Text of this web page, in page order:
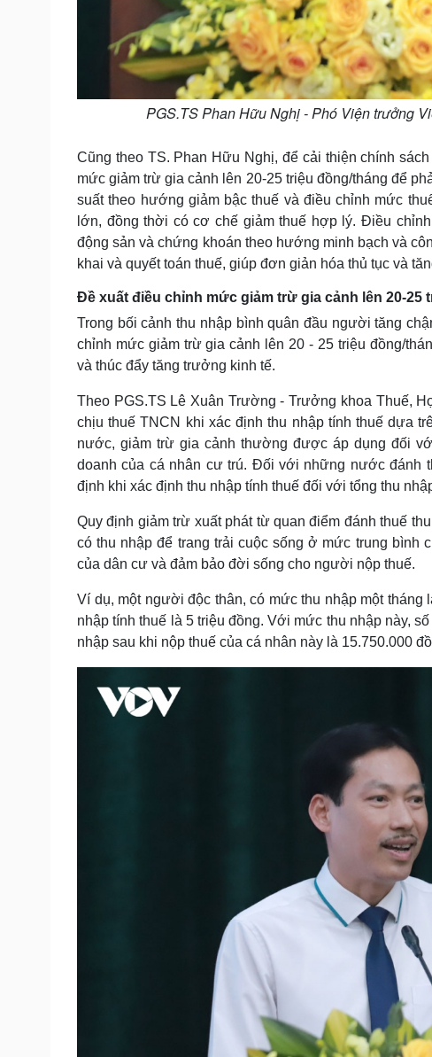
PGS.TS Phan Hữu Nghị - Phó Viện trưởng
Cũng theo TS. Phan Hữu Nghị, để cải thiện chính
mức giảm trừ gia cảnh lên 20-25 triệu đồng/tháng để
suất theo hướng giảm bậc thuế và điều chỉnh mức
lớn, đồng thời có cơ chế giảm thuế hợp lý. Điều
động sản và chứng khoán theo hướng minh bạch và
khai và quyết toán thuế, giúp đơn giản hóa thủ tục và
Đề xuất điều chỉnh mức giảm trừ gia cảnh lên 20-25
Trong bối cảnh thu nhập bình quân đầu người tăng
chỉnh mức giảm trừ gia cảnh lên 20 - 25 triệu đồng/
và thúc đẩy tăng trưởng kinh tế.
Theo PGS.TS Lê Xuân Trường - Trưởng khoa Thuế,
chịu thuế TNCN khi xác định thu nhập tính thuế dựa
nước, giảm trừ gia cảnh thường được áp dụng đối
doanh của cá nhân cư trú. Đối với những nước đánh
định khi xác định thu nhập tính thuế đối với tổng thu
Quy định giảm trừ xuất phát từ quan điểm đánh thuế
có thu nhập để trang trải cuộc sống ở mức trung bình
của dân cư và đảm bảo đời sống cho người nộp thuế.
Ví dụ, một người độc thân, có mức thu nhập một
nhập tính thuế là 5 triệu đồng. Với mức thu nhập này,
nhập sau khi nộp thuế của cá nhân này là 15.750.000